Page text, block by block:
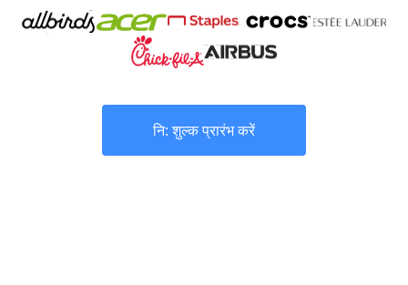
नि: शुल्क प्रारंभ करें